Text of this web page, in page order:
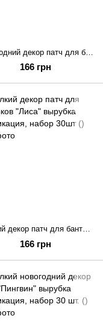
166 грн
Мелкий декор патч для бантиков "Лиса" вырубка аппликация, набор 30шт ()
166 грн